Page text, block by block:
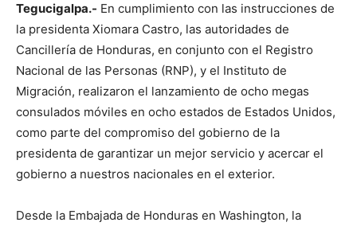
Tegucigalpa.- En cumplimiento con las instrucciones de
la presidenta Xiomara Castro, las autoridades de
Cancillería de Honduras, en conjunto con el Registro
Nacional de las Personas (RNP), y el Instituto de
Migración, realizaron el lanzamiento de ocho megas
consulados móviles en ocho estados de Estados Unidos,
como parte del compromiso del gobierno de la
presidenta de garantizar un mejor servicio y acercar el
gobierno a nuestros nacionales en el exterior.
Desde la Embajada de Honduras en Washington, la